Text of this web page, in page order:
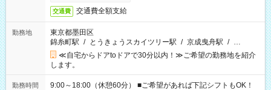
交通費 交通費全額支給
勤務地
東京都墨田区
錦糸町駅 / とうきょうスカイツリー駅 / 京成曳舟駅 / …
≪自宅からドアtoドアで30分以内！≫ご希望の勤務地を紹介
します。
勤務時間
9:00～18:00（休憩60分） ■ご希望があれば下記シフトもOK！